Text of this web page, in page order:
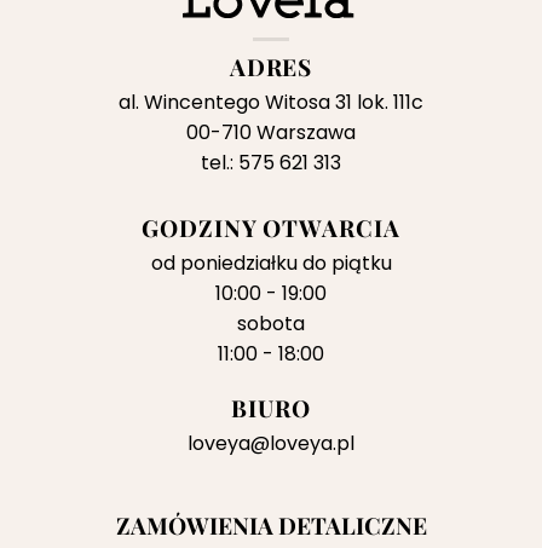
ADRES
al. Wincentego Witosa 31 lok. 111c
00-710 Warszawa
tel.: 575 621 313
GODZINY OTWARCIA
od poniedziałku do piątku
10:00 - 19:00
sobota
11:00 - 18:00
BIURO
loveya@loveya.pl
ZAMÓWIENIA DETALICZNE